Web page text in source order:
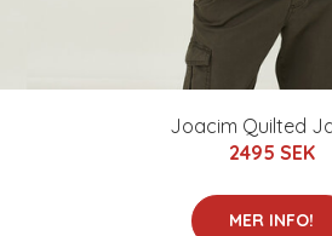
Joacim Quilted
2495 SEK
MER INFO!